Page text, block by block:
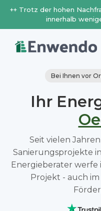
++ Trotz der hohen
innerhalb
Bei Ihnen vor
Ihr
Seit vielen
Sanierungsprojekte
Energieberater werfe
Projekt - auch